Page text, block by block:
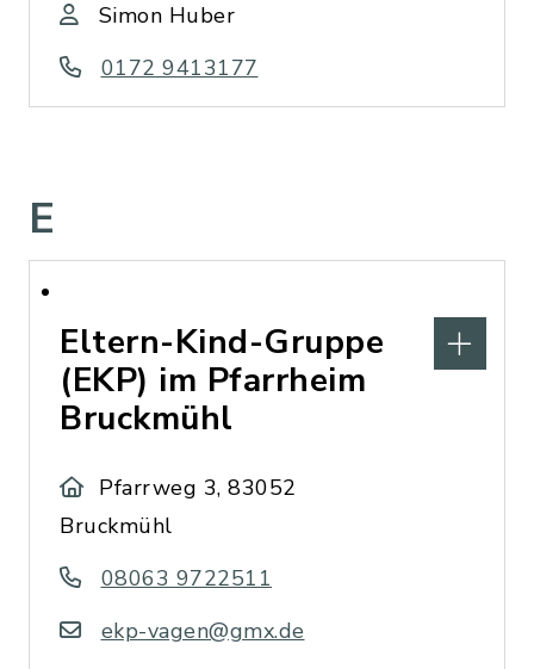
Simon Huber
0172 9413177
E
Eltern-Kind-Gruppe
(EKP) im Pfarrheim
Bruckmühl
Pfarrweg 3, 83052
Bruckmühl
08063 9722511
ekp-vagen@gmx.de